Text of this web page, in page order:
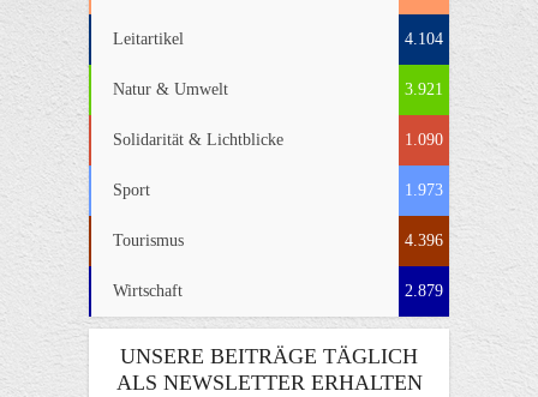
Leitartikel 4.104
Natur & Umwelt 3.921
Solidarität & Lichtblicke 1.090
Sport 1.973
Tourismus 4.396
Wirtschaft 2.879
UNSERE BEITRÄGE TÄGLICH
ALS NEWSLETTER ERHALTEN